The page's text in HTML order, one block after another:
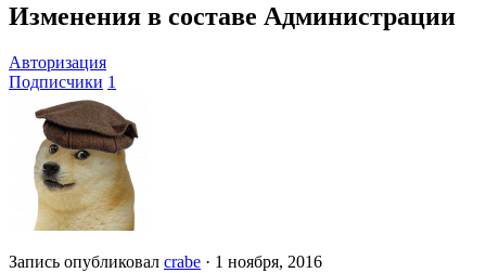
Изменения в составе Администрации
Авторизация
Подписчики 1
Запись опубликовал crabe · 1 ноября, 2016